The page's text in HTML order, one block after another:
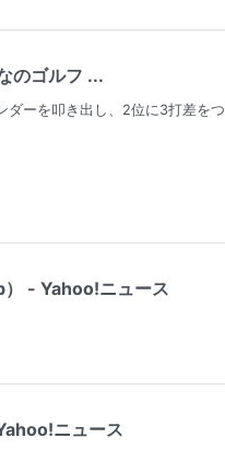
のゴルフ ...
ダーを叩き出し、2位に3打差をつ
） - Yahoo!ニュース
ニュース